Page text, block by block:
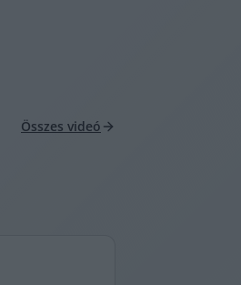
Összes videó